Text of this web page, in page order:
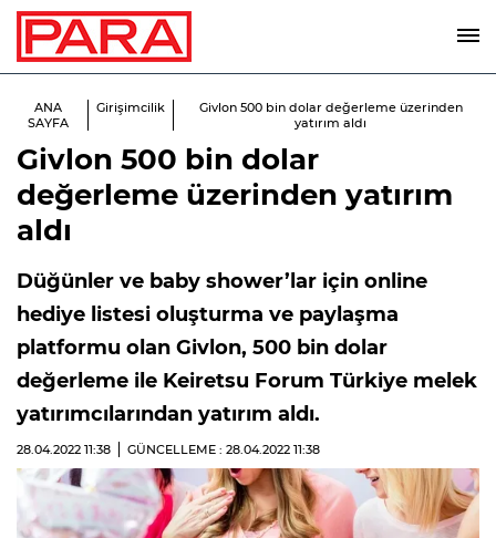
ANA
SAYFA
Girişimcilik
Givlon 500 bin dolar değerleme üzerinden
yatırım aldı
Givlon 500 bin dolar
değerleme üzerinden yatırım
aldı
Düğünler ve baby shower’lar için online
hediye listesi oluşturma ve paylaşma
platformu olan Givlon, 500 bin dolar
değerleme ile Keiretsu Forum Türkiye melek
yatırımcılarından yatırım aldı.
28.04.2022 11:38 GÜNCELLEME : 28.04.2022 11:38